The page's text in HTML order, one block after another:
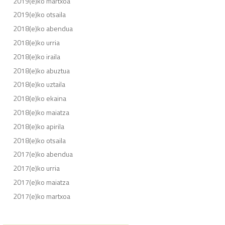
2019(e)ko otsaila
2018(e)ko abendua
2018(e)ko urria
2018(e)ko iraila
2018(e)ko abuztua
2018(e)ko uztaila
2018(e)ko ekaina
2018(e)ko maiatza
2018(e)ko apirila
2018(e)ko otsaila
2017(e)ko abendua
2017(e)ko urria
2017(e)ko maiatza
2017(e)ko martxoa